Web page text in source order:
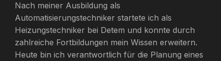
Nach meiner Ausbildung als
Automatisierungstechniker startete ich als
Heizungstechniker bei Detem und konnte durch
zahlreiche Fortbildungen mein Wissen erweitern.
Heute bin ich verantwortlich für die Planung eines